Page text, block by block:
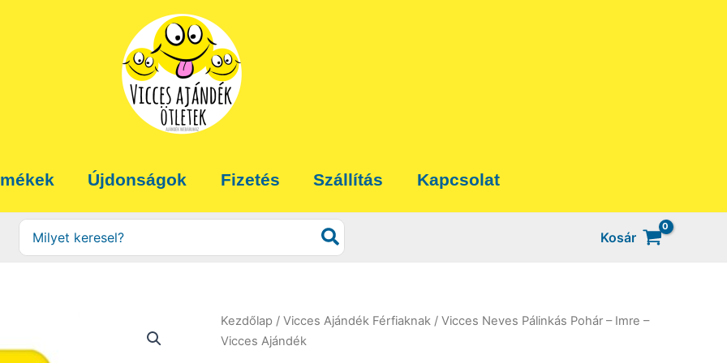
Újdonságok Fizetés Szállítás Kapcsolat
Search
for:
Kosár
Kezdőlap / Vicces Ajándék Férfiaknak / Vicces Neves Pálinkás Pohár – Imre –
Vicces Ajándék